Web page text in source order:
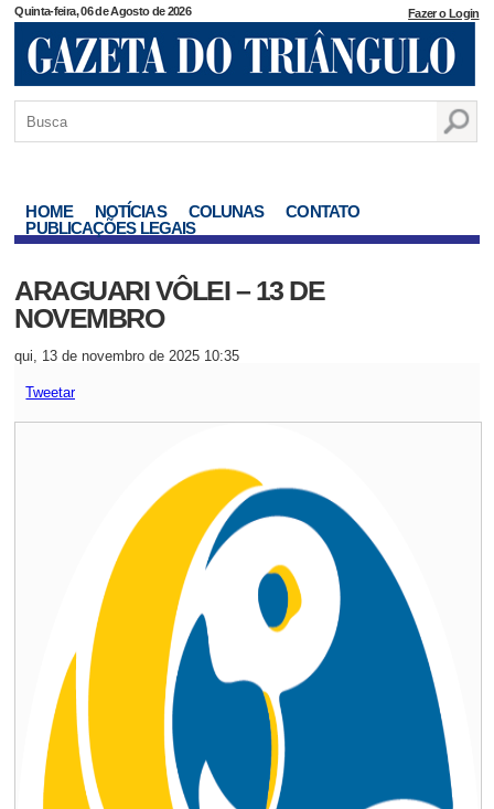
Quinta-feira, 06 de Agosto de 2026 Fazer o Login
HOME NOTÍCIAS COLUNAS
CONTATO
PUBLICAÇÕES LEGAIS
ARAGUARI VÔLEI – 13 DE
NOVEMBRO
qui, 13 de novembro de 2025 10:35
Tweetar